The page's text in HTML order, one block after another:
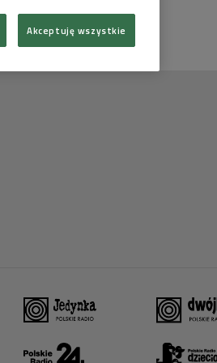
Akceptuję wszystkie